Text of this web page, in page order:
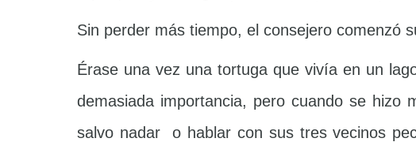
Sin perder más tiempo, el consejero comenzó
Érase una vez una tortuga que vivía en un
demasiada importancia, pero cuando se hizo
salvo nadar o hablar con sus tres vecinos